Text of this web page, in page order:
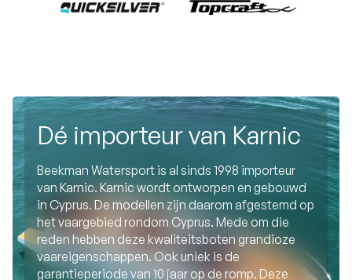
Dé importeur van Karnic
Beekman Watersport is al sinds 1998 importeur
van Karnic. Karnic wordt ontworpen en gebouwd
in Cyprus. De modellen zijn daarom afgestemd op
het vaargebied rondom Cyprus. Mede om die
reden hebben deze kwaliteitsboten grandioze
vaareigenschappen. Ook uniek is de
garantieperiode van 10 jaar op de romp. Deze